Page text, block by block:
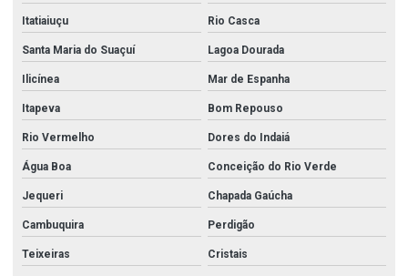
Itatiaiuçu Rio Casca
Santa Maria do Suaçuí Lagoa Dourada
Ilicínea Mar de Espanha
Itapeva Bom Repouso
Rio Vermelho Dores do Indaiá
Água Boa Conceição do Rio Verde
Jequeri Chapada Gaúcha
Cambuquira Perdigão
Teixeiras Cristais